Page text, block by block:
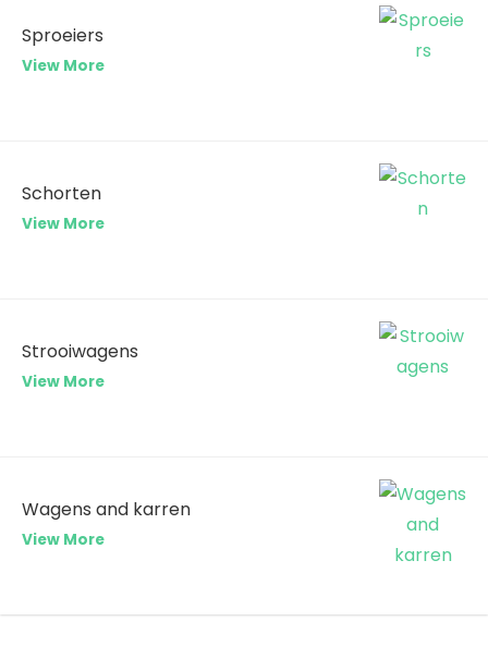
Sproeiers
View More
Schorten
View More
Strooiwagens
View More
Wagens and karren
View More